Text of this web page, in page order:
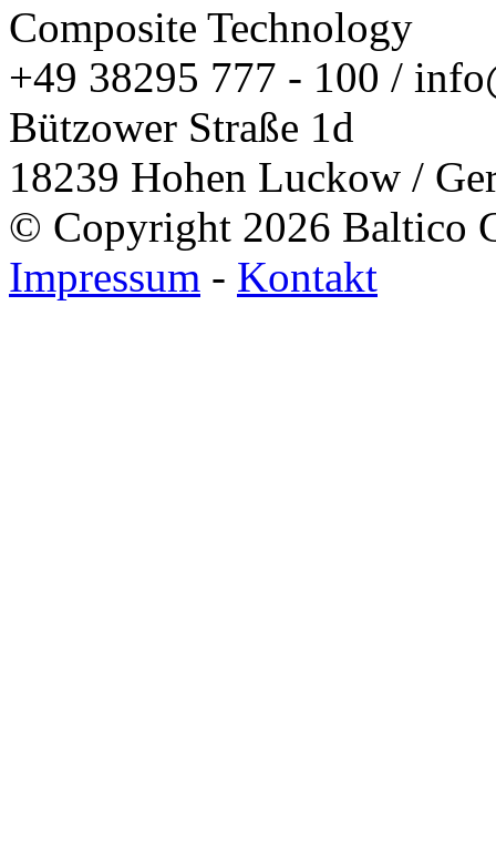
Composite Technology
+49 38295 777 - 100 /
Bützower Straße 1d
18239 Hohen Luckow /
© Copyright 2026 Baltico
Impressum - Kontakt